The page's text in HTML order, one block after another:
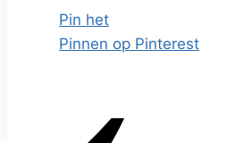
Pin het
Pinnen op Pinterest